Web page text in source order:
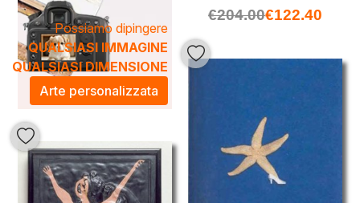
Possiamo dipingere
QUALSIASI IMMAGINE
QUALSIASI DIMENSIONE
Arte personalizzata
€204.00€122.40